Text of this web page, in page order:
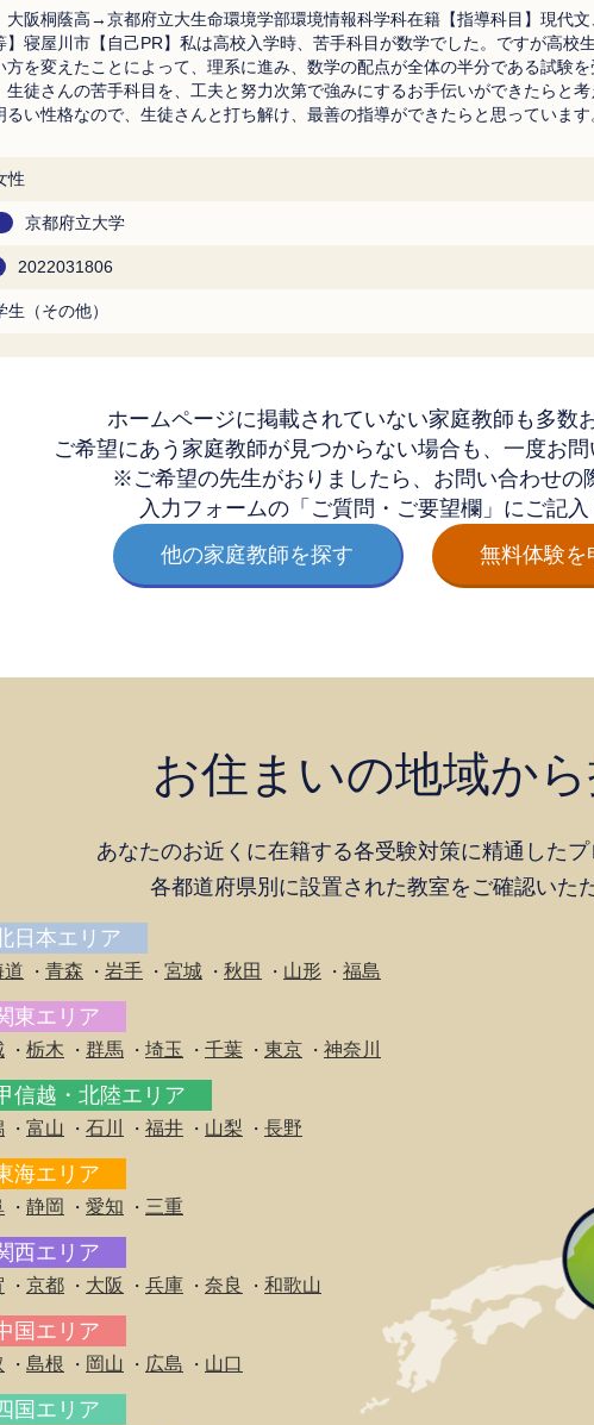
大阪桐蔭高→京都府立大生命環境学部環境情報科学科在籍【指導科目】現
】寝屋川市【自己PR】私は高校入学時、苦手科目が数学でした。ですが高校
方を変えたことによって、理系に進み、数学の配点が全体の半分である試験
生徒さんの苦手科目を、工夫と努力次第で強みにするお手伝いができたらと
るい性格なので、生徒さんと打ち解け、最善の指導ができたらと思っています
性
京都府立大学
2022031806
生（その他）
ホームページに掲載されていない家庭教師も多数
ご希望にあう家庭教師が見つからない場合も、一度お問
※ご希望の先生がおりましたら、お問い合わせの
入力フォームの「ご質問・ご要望欄」にご記入
他の家庭教師を探す
無料体験を
お住まいの地域か
あなたのお近くに在籍する各受験対策に精通したプ
各都道府県別に設置された教室をご確認いた
日本エリア
道 ・ 青森 ・ 岩手 ・ 宮城 ・ 秋田 ・ 山形 ・ 福島
東エリア
・ 栃木 ・ 群馬 ・ 埼玉 ・ 千葉 ・ 東京 ・ 神奈川
信越・北陸エリア
・ 富山 ・ 石川 ・ 福井 ・ 山梨 ・ 長野
海エリア
・ 静岡 ・ 愛知 ・ 三重
西エリア
・ 京都 ・ 大阪 ・ 兵庫 ・ 奈良 ・ 和歌山
国エリア
・ 島根 ・ 岡山 ・ 広島 ・ 山口
国エリア